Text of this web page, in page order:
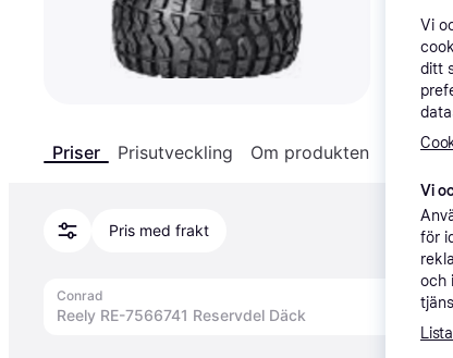
Priser Prisutveckling Om produkten
Pris med frakt
Conrad
Reely RE-7566741 Reservdel Däck
Vi
ditt
Vi
för
och